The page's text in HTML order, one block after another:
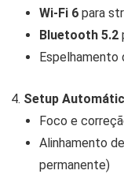
Wi-Fi 6 para
Bluetooth 5.2
Setup
Foco e
Alinhamento
permanente)